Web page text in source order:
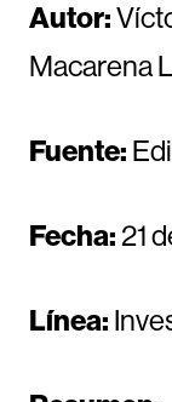
Autor:
Macarena
Fuente:
Fecha: 21
Línea: